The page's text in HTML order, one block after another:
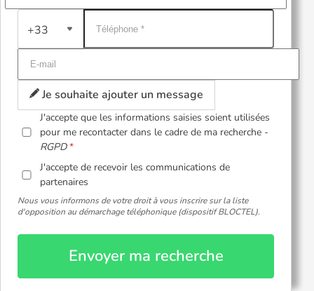
+33
Je souhaite ajouter un message
J'accepte que les informations saisies soient utilisées
pour me recontacter dans le cadre de ma recherche -
RGPD
J'accepte de recevoir les communications de
partenaires
Nous vous informons de votre droit à vous inscrire sur la liste
d'opposition au démarchage téléphonique (dispositif BLOCTEL).
Envoyer ma recherche